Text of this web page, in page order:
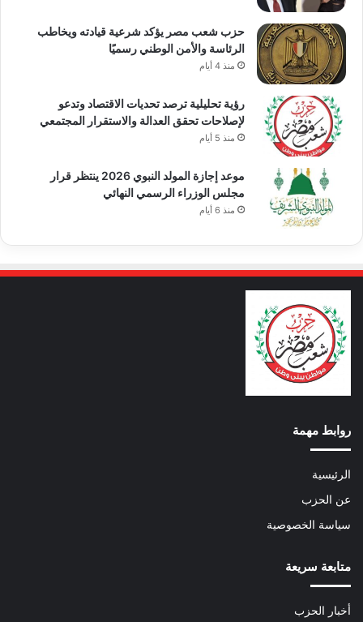
حزب شعب مصر يؤكد شرعية قيادته ويخاطب
الرئاسة والأمن الوطني رسميًا
منذ 4 أيام
رؤية تحليلية ترصد تحديات الاقتصاد وتدعو
لإصلاحات تحقق العدالة والاستقرار المجتمعي
منذ 5 أيام
موعد إجازة المولد النبوي 2026 ينتظر قرار
مجلس الوزراء الرسمي النهائي
منذ 6 أيام
روابط مهمة
الرئيسية
عن الحزب
سياسة الخصوصية
متابعة سريعة
أخبار الحزب